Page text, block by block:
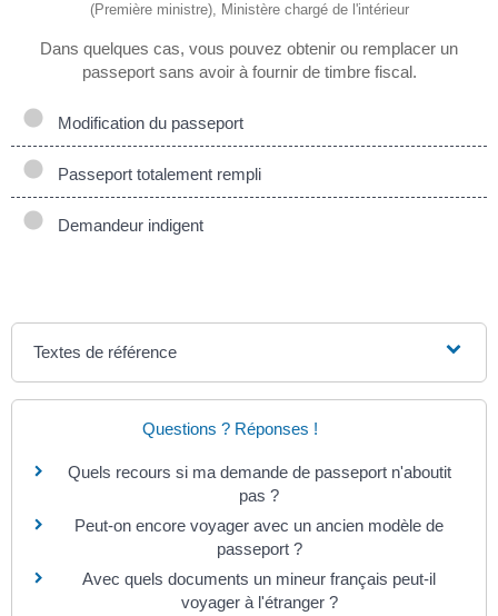
(Première ministre), Ministère chargé de l'intérieur
Dans quelques cas, vous pouvez obtenir ou remplacer un
passeport sans avoir à fournir de timbre fiscal.
Modification du passeport
Passeport totalement rempli
Demandeur indigent
Textes de référence
Questions ? Réponses !
Quels recours si ma demande de passeport n'aboutit
pas ?
Peut-on encore voyager avec un ancien modèle de
passeport ?
Avec quels documents un mineur français peut-il
voyager à l'étranger ?